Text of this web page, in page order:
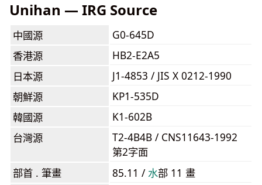
Unihan — IRG Source
中國源
G0-645D
香港源
HB2-E2A5
日本源
J1-4853 / JIS X 0212-1990
朝鮮源
KP1-535D
韓國源
K1-602B
台灣源
T2-4B4B / CNS11643-1992
第2字面
部首 . 筆畫
85.11 /⽔部 11 畫